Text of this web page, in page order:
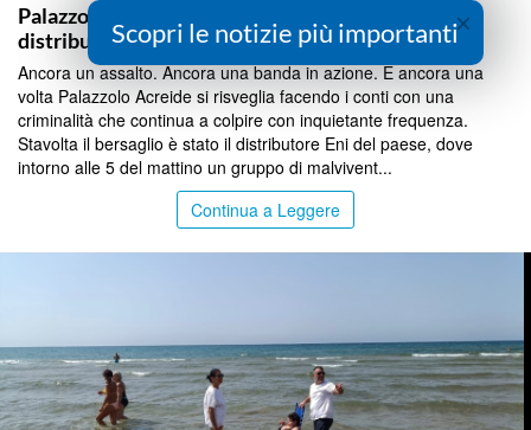
Palazzolo nel mirino delle bande: l’assalto a
distributore fallisce ma cresce la paura
Ancora un assalto. Ancora una banda in azione. E ancora una
volta Palazzolo Acreide si risveglia facendo i conti con una
criminalità che continua a colpire con inquietante frequenza.
Stavolta il bersaglio è stato il distributore Eni del paese, dove
intorno alle 5 del mattino un gruppo di malvivent...
Continua a Leggere
×
Scopri le notizie più importanti